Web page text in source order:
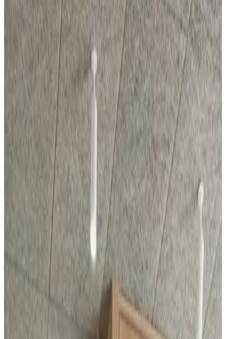
/ Трековые светильники
Все изделия бренда →
Delta Light SPYCO 62
Семейство Spyco — это набор точечных светильников,
применяемых в различных световых установках. Spyco Clip
полузаглубляется в потолок, обеспечивая аккуратный и
минималистичный монтаж поворотного точечного
светильника. Spyco On выпускается в версиях LED или Hi для
ретрофит-ламп и предлагает одиночный, двойной или
тройной модуль спота, позволяя акцентировать различные
пространства от 1 точки питания. Spyco Hi ADM — это
ретрофит-светильник для использования на 3-фазных
шинопроводах, идеально подход
60–90 дней